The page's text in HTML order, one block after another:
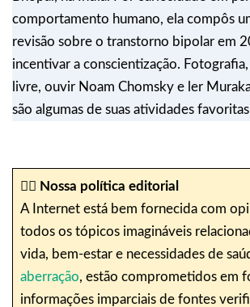
comportamento humano, ela compôs
revisão sobre o transtorno bipolar em
incentivar a conscientização.
livre, ouvir Noam Chomsky e ler
são algumas de suas atividades
✍🏼 Nossa política editorial
A Internet está bem fornecida com
todos os tópicos imagináveis
vida, bem-estar e necessidades de
aberração, estão comprometidos em
informações imparciais de fontes